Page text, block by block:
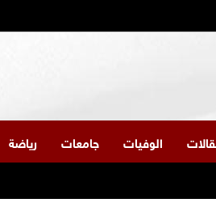
الوفيات جامعات رياضة